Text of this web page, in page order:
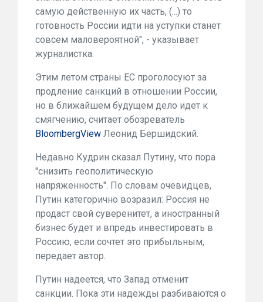
самую действенную их часть, (...) то
готовность России идти на уступки станет
совсем маловероятной", - указывает
журналистка.
Этим летом страны ЕС проголосуют за
продление санкций в отношении России,
но в ближайшем будущем дело идет к
смягчению, считает обозреватель
BloombergView Леонид Бершидский.
Недавно Кудрин сказал Путину, что пора
"снизить геополитическую
напряженность". По словам очевидцев,
Путин категорично возразил: Россия не
продаст свой суверенитет, а иностранный
бизнес будет и впредь инвестировать в
Россию, если сочтет это прибыльным,
передает автор.
Путин надеется, что Запад отменит
санкции. Пока эти надежды разбиваются о